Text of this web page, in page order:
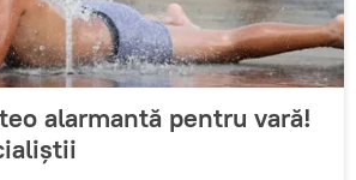
alarmantă pentru vară!